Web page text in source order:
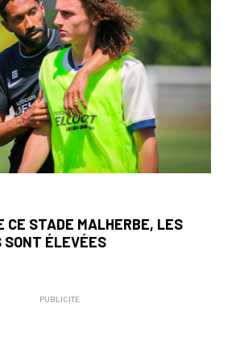
CE STADE MALHERBE, LES
ÉLEVÉES
PUBLICITÉ